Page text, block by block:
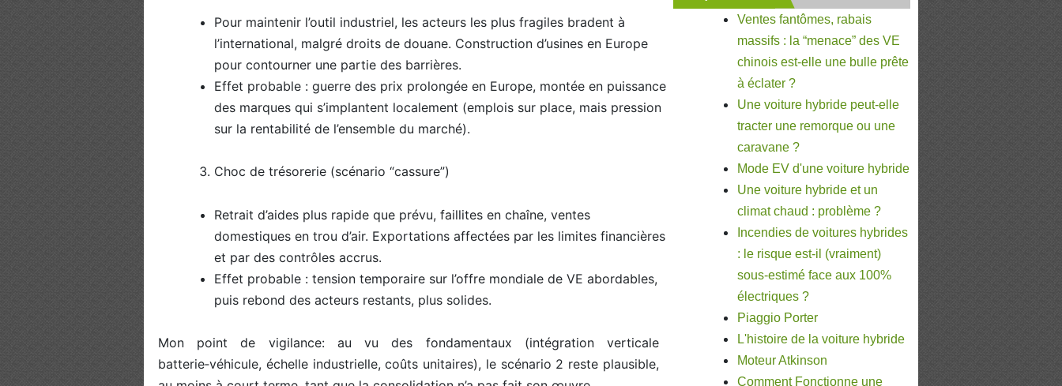
Pour maintenir l’outil industriel, les acteurs les plus fragiles bradent à
l’international, malgré droits de douane. Construction d’usines en Europe
pour contourner une partie des barrières.
Effet probable : guerre des prix prolongée en Europe, montée en puissance
des marques qui s’implantent localement (emplois sur place, mais pression
sur la rentabilité de l’ensemble du marché).
Choc de trésorerie (scénario “cassure”)
Retrait d’aides plus rapide que prévu, faillites en chaîne, ventes
domestiques en trou d’air. Exportations affectées par les limites financières
et par des contrôles accrus.
Effet probable : tension temporaire sur l’offre mondiale de VE abordables,
puis rebond des acteurs restants, plus solides.
Mon point de vigilance: au vu des fondamentaux (intégration verticale
batterie‑véhicule, échelle industrielle, coûts unitaires), le scénario 2 reste plausible,
Ventes fantômes, rabais
massifs : la “menace” des VE
chinois est-elle une bulle prête
à éclater ?
Une voiture hybride peut-elle
tracter une remorque ou une
caravane ?
Mode EV d'une voiture hybride
Une voiture hybride et un
climat chaud : problème ?
Incendies de voitures hybrides
: le risque est-il (vraiment)
sous-estimé face aux 100%
électriques ?
Piaggio Porter
L'histoire de la voiture hybride
Moteur Atkinson
Comment Fonctionne une